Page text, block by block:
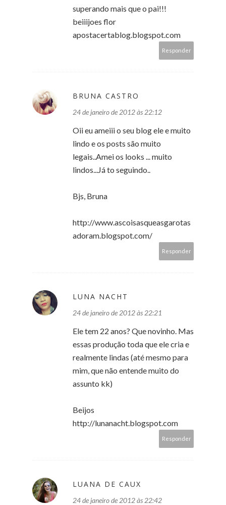
superando mais que o pai!!!
beiiijoes flor
apostacertablog.blogspot.com
Responder
BRUNA CASTRO
24 de janeiro de 2012 às 22:12
Oii eu ameiii o seu blog ele e muito
lindo e os posts são muito
legais..Amei os looks ... muito
lindos...Já to seguindo..
Bjs, Bruna
http://www.ascoisasqueasgarotas
adoram.blogspot.com/
Responder
LUNA NACHT
24 de janeiro de 2012 às 22:21
Ele tem 22 anos? Que novinho. Mas
essas produção toda que ele cria e
realmente lindas (até mesmo para
mim, que não entende muito do
assunto kk)
Beijos
http://lunanacht.blogspot.com
Responder
LUANA DE CAUX
24 de janeiro de 2012 às 22:42